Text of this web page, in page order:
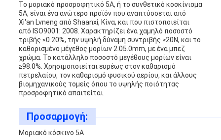
Το μοριακό προσροφητικό 5A, ή το συνθετικό κοσκίνισμα
5A, είναι ένα ανώτερο προϊόν που αναπτύσσεται από
Xi'an Lvneng από Shaanxi, Κίνα, και που πιστοποιείται
από ISO9001: 2008. Χαρακτηρίζει ένα χαμηλό ποσοστό
τριβής ≤0.20%, την υψηλή δύναμη συντριβής ≥20N, και το
καθορισμένο μέγεθος μορίων 2.05.0mm, με ένα μπεζ
χρώμα. Το κατάλληλο ποσοστό μεγέθους μορίων είναι
≥98.0%. Χρησιμοποιείται ευρέως στον καθαρισμό
πετρελαίου, τον καθαρισμό φυσικού αερίου, και άλλους
βιομηχανικούς τομείς όπου το υψηλής ποιότητας
προσροφητικό απαιτείται.
Προσαρμογή:
Μοριακό κόσκινο 5A